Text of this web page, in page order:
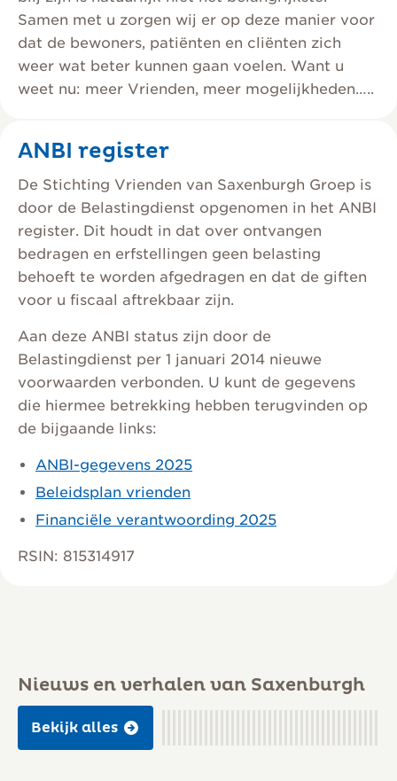
Samen met u zorgen wij er op deze manier voor
dat de bewoners, patiënten en cliënten zich
weer wat beter kunnen gaan voelen. Want u
weet nu: meer Vrienden, meer mogelijkheden…..
ANBI register
De Stichting Vrienden van Saxenburgh Groep is
door de Belastingdienst opgenomen in het ANBI
register. Dit houdt in dat over ontvangen
bedragen en erfstellingen geen belasting
behoeft te worden afgedragen en dat de giften
voor u fiscaal aftrekbaar zijn.
Aan deze ANBI status zijn door de
Belastingdienst per 1 januari 2014 nieuwe
voorwaarden verbonden. U kunt de gegevens
die hiermee betrekking hebben terugvinden op
de bijgaande links:
ANBI-gegevens 2025
Beleidsplan vrienden
Financiële verantwoording 2025
RSIN: 815314917
Nieuws en verhalen van Saxenburgh
Bekijk alles